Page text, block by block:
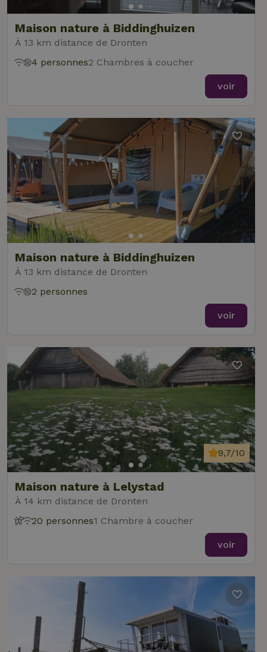
Maison nature à Biddinghuizen
À 13 km distance de Dronten
4 personnes2 Chambres à coucher
voir
Maison nature à Biddinghuizen
À 13 km distance de Dronten
2 personnes
voir
Maison nature à Lelystad
À 14 km distance de Dronten
9,7/10
20 personnes1 Chambre à coucher
voir